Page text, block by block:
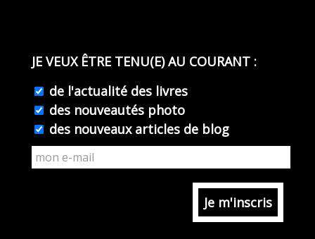
JE VEUX ÊTRE TENU(E) AU COURANT :
de l'actualité des livres
des nouveautés photo
des nouveaux articles de blog